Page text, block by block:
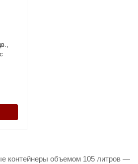
контейнеры объемом 105 литров —